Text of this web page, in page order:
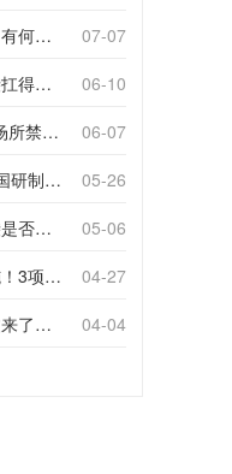
工业堆肥和家庭堆肥，有何不同？
07-07
雨季来了，你的快递袋扛得住吗？
06-10
上海垃圾分类3.0！多场所禁止使用一次性塑料袋；推动快递包装绿色转型
06-07
厚度仅0.006毫米！我国研制出超薄型全生物降解渗水地膜
05-26
印刷对生物降解塑料袋是否构成影响？
05-06
2026年10月1日起实施！3项生物降解能力检测新国标
04-27
《生态环境法典》全文来了！降解材料、生物基应用与包装环保规范
04-04